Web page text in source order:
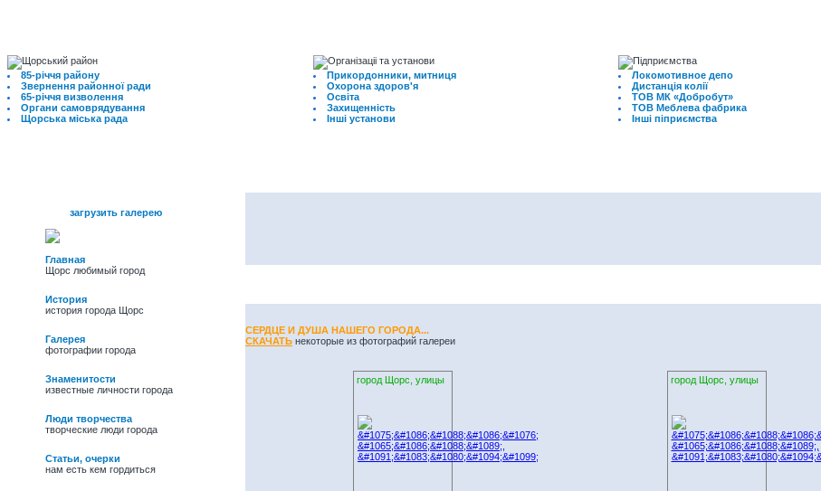
85-річчя району
Звернення районної ради
65-річчя визволення
Органи самоврядування
Щорська міська рада
Прикордонники, митниця
Охорона здоров'я
Освіта
Захищенність
Інші установи
Локомотивное депо
Дистанція колії
ТОВ МК «Добробут»
ТОВ Меблева фабрика
Інші піприємства
загрузить галерею
Главная
Щорс любимый город
История
история города Щорс
Галерея
фотографии города
Знаменитости
известные личности города
Люди творчества
творческие люди города
Статьи, очерки
нам есть кем гордиться
СЕРДЦЕ И ДУША НАШЕГО ГОРОДА...
СКАЧАТЬ некоторые из фотографий галереи
город Щорс, улицы город Щорс, улицы